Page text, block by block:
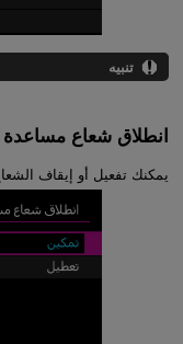
تنبيه
انطلاق شعاع مساعدة
يمكنك تفعيل أو إيقاف